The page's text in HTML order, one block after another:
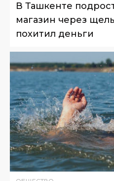
В Ташкенте
магазин через
похитил деньги